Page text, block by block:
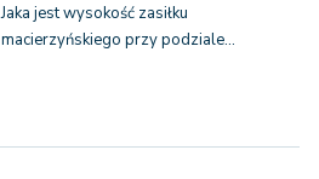
Jaka jest wysokość zasiłku
macierzyńskiego przy podziale…